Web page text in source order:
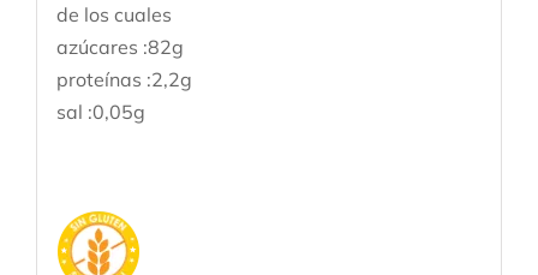
de los cuales
azúcares :82g
proteínas :2,2g
sal :0,05g